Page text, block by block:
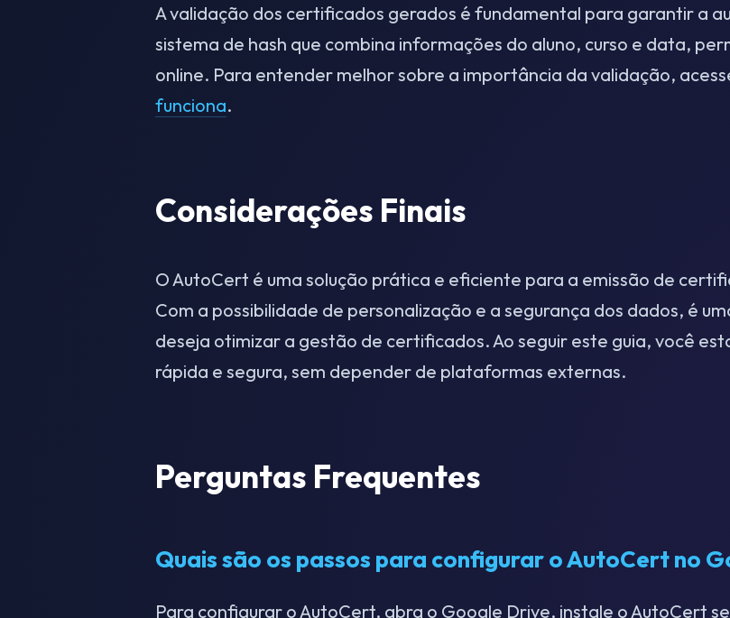
A validação dos certificados gerados é fundamental para garantir a
sistema de hash que combina informações do aluno, curso e data,
online. Para entender melhor sobre a importância da validação,
funciona.
Considerações Finais
O AutoCert é uma solução prática e eficiente para a emissão de
Com a possibilidade de personalização e a segurança dos dados, é
deseja otimizar a gestão de certificados. Ao seguir este guia, você
rápida e segura, sem depender de plataformas externas.
Perguntas Frequentes
Quais são os passos para configurar o AutoCert no
Para configurar o AutoCert, abra o Google Drive, instale o AutoCert